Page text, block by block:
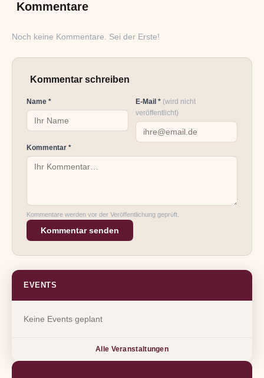
Kommentare
Noch keine Kommentare. Sei der Erste!
Kommentar schreiben
Name * E-Mail * (wird nicht
veröffentlicht)
Kommentar *
Kommentare werden vor der Veröffentlichung geprüft.
Kommentar senden
EVENTS
Keine Events geplant
Alle Veranstaltungen